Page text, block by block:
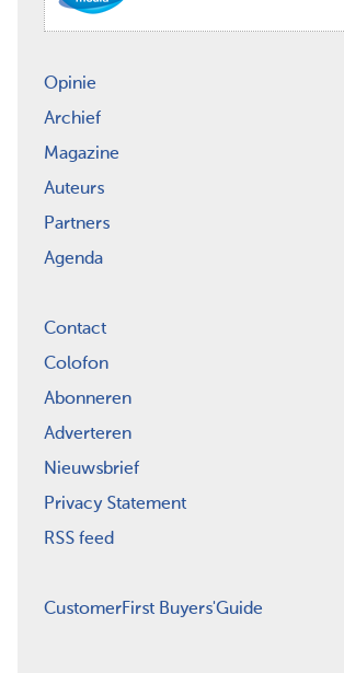
Opinie
Archief
Magazine
Auteurs
Partners
Agenda
Contact
Colofon
Abonneren
Adverteren
Nieuwsbrief
Privacy Statement
RSS feed
CustomerFirst Buyers'Guide